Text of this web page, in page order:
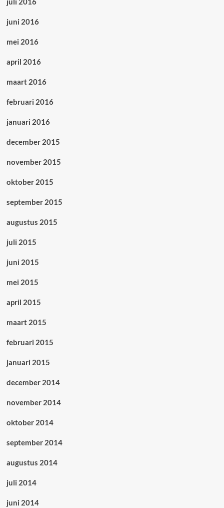
juni 2016
mei 2016
april 2016
maart 2016
februari 2016
januari 2016
december 2015
november 2015
oktober 2015
september 2015
augustus 2015
juli 2015
juni 2015
mei 2015
april 2015
maart 2015
februari 2015
januari 2015
december 2014
november 2014
oktober 2014
september 2014
augustus 2014
juli 2014
juni 2014